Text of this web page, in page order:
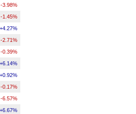
-3.98%
-1.45%
4.27%
-2.71%
-0.39%
6.14%
0.92%
-0.17%
-6.57%
6.67%